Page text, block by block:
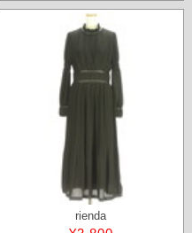
rienda